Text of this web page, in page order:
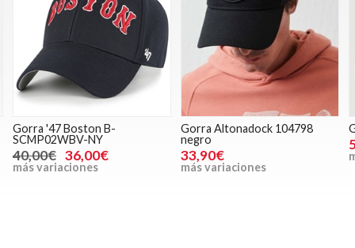
Gorra '47 Boston B-
SCMP02WBV-NY
40,00€ 36,00€
más variaciones
Gorra Altonadock 104798
negro
33,90€
más variaciones